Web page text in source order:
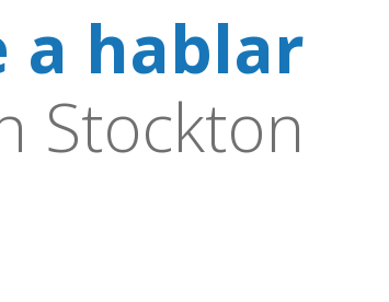
a hablar
Stockton